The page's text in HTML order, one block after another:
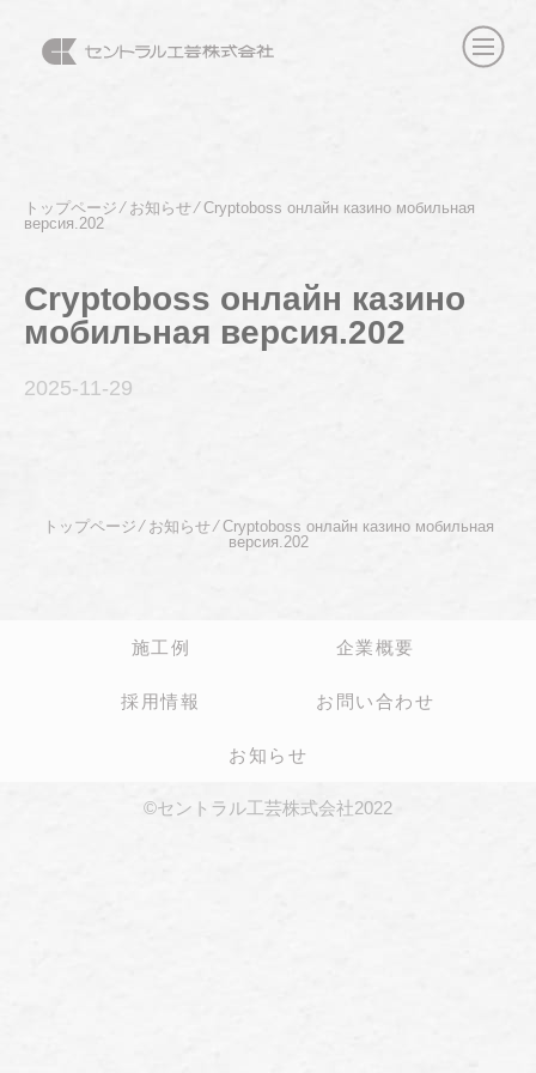
トップページ⁄ お知らせ⁄Cryptoboss онлайн казино мобильная
версия.202
Cryptoboss онлайн казино
мобильная версия.202
2025-11 -29
トップページ ⁄ お知らせ⁄Cryptoboss онлайн казино мобильная
версия.202
施工例 企業概要
採用情報 お問い合わせ
お知らせ
©セントラル工芸株式会社2022